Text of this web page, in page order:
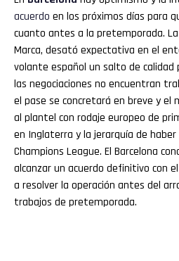
acuerdo en los próximos días para
cuanto antes a la pretemporada.
Marca, desató expectativa en el
volante español un salto de calidad
las negociaciones no encuentran
el pase se concretará en breve y el
al plantel con rodaje europeo de
en Inglaterra y la jerarquía de haber
Champions League. El Barcelona
alcanzar un acuerdo definitivo con
a resolver la operación antes del
trabajos de pretemporada.